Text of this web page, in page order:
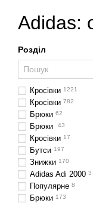
Adidas:
Розділ
Кросівки 1221
Кросівки 782
Брюки 62
Брюки 43
Кросівки 17
Бутси 197
Знижки 170
Adidas Adi 2000 3
Популярне 8
Брюки 173